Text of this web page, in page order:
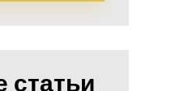
статьи